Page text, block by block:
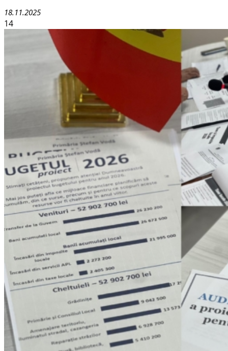
18.11.2025
14